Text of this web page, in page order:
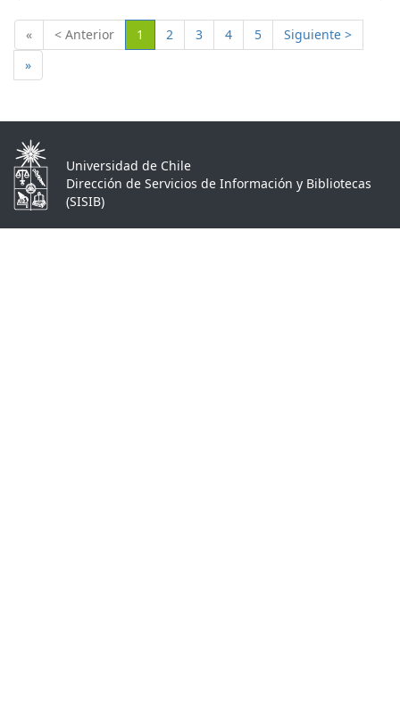
« < Anterior 1 (Actual)
2 3 4 5
Siguiente >
»
Universidad de Chile
Dirección de Servicios de Información y Bibliotecas
(SISIB)